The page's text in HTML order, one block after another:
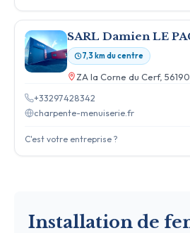
SARL Damien LE
7,3 km du centre
ZA la Corne du Cerf,
+33297428342
charpente-menuiserie.fr
C'est votre entreprise ?
Installation de